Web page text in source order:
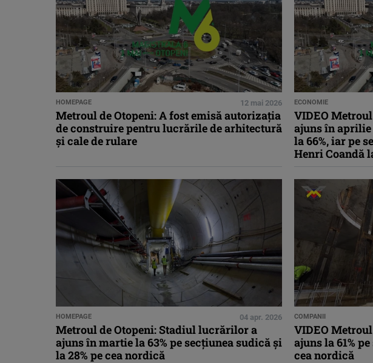
HOMEPAGE 12 mai 2026
Metroul de Otopeni: A fost emisă autorizația
de construire pentru lucrările de arhitectură
și cale de rulare
ECONOMIE
VIDEO
ajuns în aprilie
la 66%, iar pe
Henri Coandă
HOMEPAGE 04 apr. 2026
Metroul de Otopeni: Stadiul lucrărilor a
ajuns în martie la 63% pe secțiunea sudică și
la 28% pe cea nordică
COMPANII
VIDEO
ajuns la 61%
cea nordică